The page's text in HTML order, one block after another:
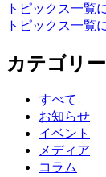
トピックス一覧
トピックス一覧
カテゴリー
すべて
お知らせ
イベント
メディア
コラム